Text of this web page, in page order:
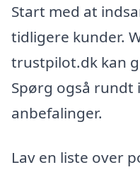
Start med at
tidligere kunder.
trustpilot.dk kan
Spørg også
anbefalinger.
Lav en liste over